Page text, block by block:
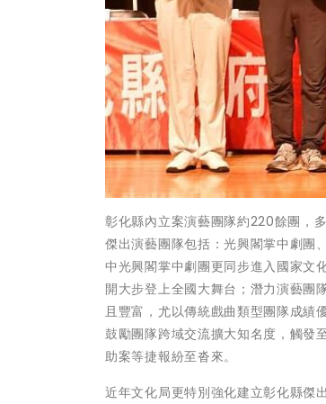
彰化縣內立案演藝團隊約220餘團，
傑出演藝團隊包括：光興閣掌中劇團
中光興閣掌中劇團更同步進入國家文
開大步登上全國大舞台；潛力演藝團
且豐富，尤以傳統戲曲類型團隊成績
鼓勵團隊跨域交流擴大知名度，觸發
助案等捷報紛至沓來。
近年文化局更特別強化建立彰化縣傑